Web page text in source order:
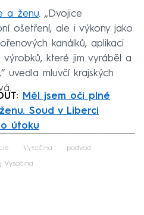
a ženu. „Dvojice
ošetření, ale i výkony jako
kanálků, aplikaci
které jim vyráběl a
uvedla mluvčí krajských
Měl jsem oči plné
Soud v Liberci
útoku
to fetch
Vysočina podvod
Vysočina